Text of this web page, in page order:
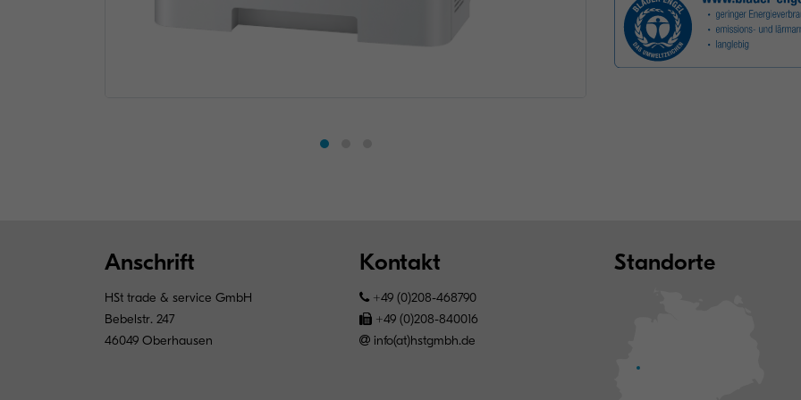
Anschrift
HSt trade & service GmbH
Bebelstr. 247
46049 Oberhausen
Kontakt
+49 (0)208-468790
+49 (0)208-840016
info(at)hstgmbh.de
Standorte